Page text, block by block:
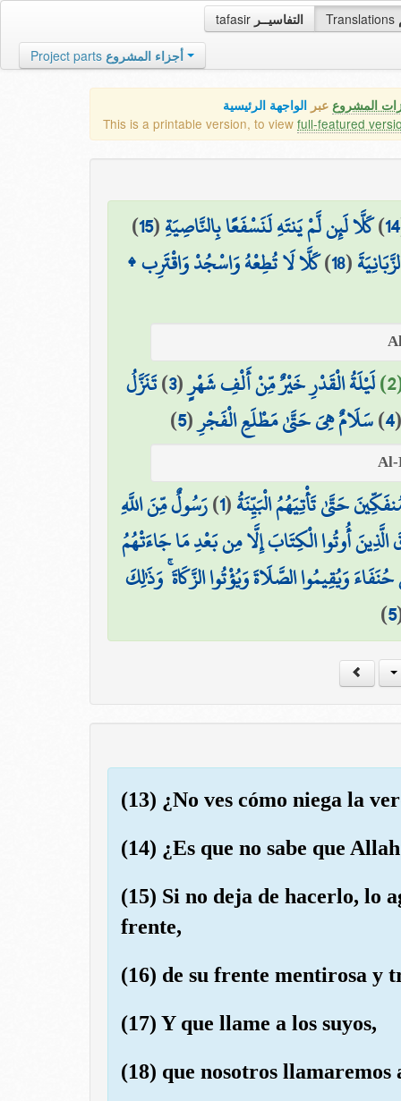
tafasir التفاسيــر Translations
Project parts أجزاء المشروع
المشروع عبر الواجهة الرئيسية
This is a printable version, to view full-featured
14
)كَلَّا لَئِن لَّمْ يَنتَهِ لَنَسْفَعًا بِالنَّاصِيَةِ(
15
)
(
18
)كَلَّا لَا تُطِعْهُ وَاسْجُدْ وَاقْتَرِب ۩
لَيْلَةُ الْقَدْرِ خَيْرٌ مِّنْ أَلْفِ شَهْرٍ(
3
)تَنَزَّلُ
4
)سَلَامٌ هِيَ حَتَّىٰ مَطْلَعِ الْفَجْرِ(
5
)
حَتَّىٰ تَأْتِيَهُمُ الْبَيِّنَةُ(
1
)رَسُولٌ مِّنَ اللَّهِ
الَّذِينَ أُوتُوا الْكِتَابَ إِلَّا مِن بَعْدِ مَا جَاءَتْهُمُ
وَيُقِيمُوا الصَّلَاةَ وَيُؤْتُوا الزَّكَاةَ ۚ وَذَٰلِكَ
5
)
(13) ¿No ves cómo niega la
(14) ¿Es que no sabe que
(15) Si no deja de hacerlo, lo
frente,
(16) de su frente mentirosa y
(17) Y que llame a los suyos,
(18) que nosotros llamaremos